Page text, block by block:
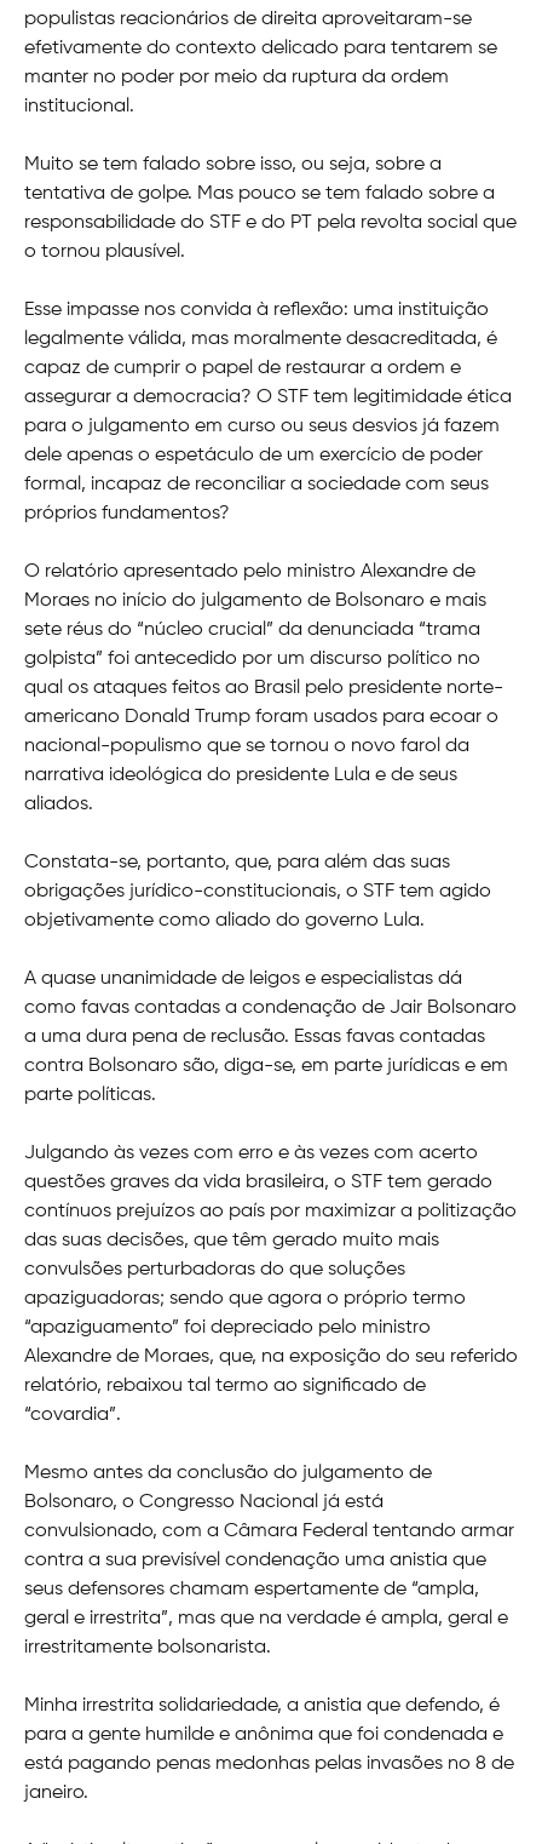
populistas reacionários de direita aproveitaram-se
efetivamente do contexto delicado para tentarem se
manter no poder por meio da ruptura da ordem
institucional.
Muito se tem falado sobre isso, ou seja, sobre a
tentativa de golpe. Mas pouco se tem falado sobre a
responsabilidade do STF e do PT pela revolta social que
o tornou plausível.
Esse impasse nos convida à reflexão: uma instituição
legalmente válida, mas moralmente desacreditada, é
capaz de cumprir o papel de restaurar a ordem e
assegurar a democracia? O STF tem legitimidade ética
para o julgamento em curso ou seus desvios já fazem
dele apenas o espetáculo de um exercício de poder
formal, incapaz de reconciliar a sociedade com seus
próprios fundamentos?
O relatório apresentado pelo ministro Alexandre de
Moraes no início do julgamento de Bolsonaro e mais
sete réus do “núcleo crucial” da denunciada “trama
golpista” foi antecedido por um discurso político no
qual os ataques feitos ao Brasil pelo presidente norte-
americano Donald Trump foram usados para ecoar o
nacional-populismo que se tornou o novo farol da
narrativa ideológica do presidente Lula e de seus
aliados.
Constata-se, portanto, que, para além das suas
obrigações jurídico-constitucionais, o STF tem agido
objetivamente como aliado do governo Lula.
A quase unanimidade de leigos e especialistas dá
como favas contadas a condenação de Jair Bolsonaro
a uma dura pena de reclusão. Essas favas contadas
contra Bolsonaro são, diga-se, em parte jurídicas e em
parte políticas.
Julgando às vezes com erro e às vezes com acerto
questões graves da vida brasileira, o STF tem gerado
contínuos prejuízos ao país por maximizar a politização
das suas decisões, que têm gerado muito mais
convulsões perturbadoras do que soluções
apaziguadoras; sendo que agora o próprio termo
“apaziguamento” foi depreciado pelo ministro
Alexandre de Moraes, que, na exposição do seu referido
relatório, rebaixou tal termo ao significado de
“covardia”.
Mesmo antes da conclusão do julgamento de
Bolsonaro, o Congresso Nacional já está
convulsionado, com a Câmara Federal tentando armar
contra a sua previsível condenação uma anistia que
seus defensores chamam espertamente de “ampla,
geral e irrestrita”, mas que na verdade é ampla, geral e
irrestritamente bolsonarista.
Minha irrestrita solidariedade, a anistia que defendo, é
para a gente humilde e anônima que foi condenada e
está pagando penas medonhas pelas invasões no 8 de
janeiro.